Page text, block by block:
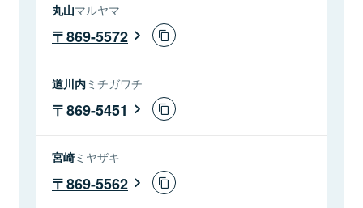
丸山マルヤマ
869-5572
道川内ミチガワチ
869-5451
宮崎ミヤザキ
869-5562